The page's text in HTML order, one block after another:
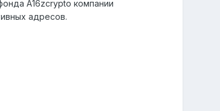
A16zcrypto компании
адресов.